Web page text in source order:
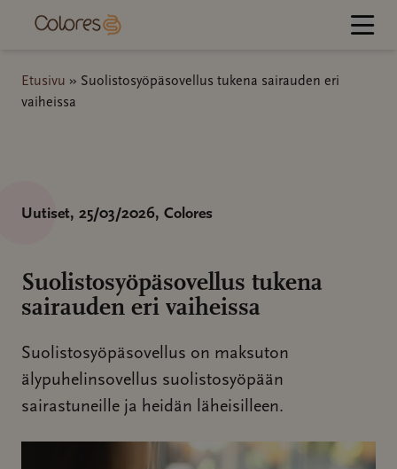
sisältöön
Etusivu » Suolistosyöpäsovellus tukena sairauden eri
vaiheissa
Uutiset, 25/03/2026, Colores
Suolistosyöpäsovellus tukena
sairauden eri vaiheissa
Suolistosyöpäsovellus on maksuton
älypuhelinsovellus suolistosyöpään
sairastuneille ja heidän läheisilleen.